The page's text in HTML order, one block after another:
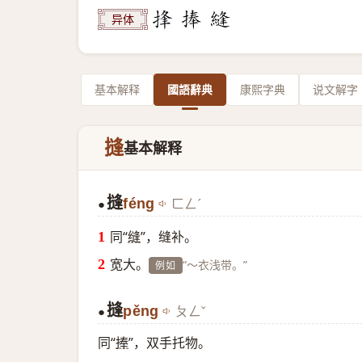
异体
基本解释 國語辭典 康熙字典 说文解字
摓基本解释
● 摓féng ㄈㄥˊ
同“缝”，缝补。
宽大。 例如 “～衣浅带。”
● 摓pěng ㄆㄥˇ
同“捧”，双手托物。